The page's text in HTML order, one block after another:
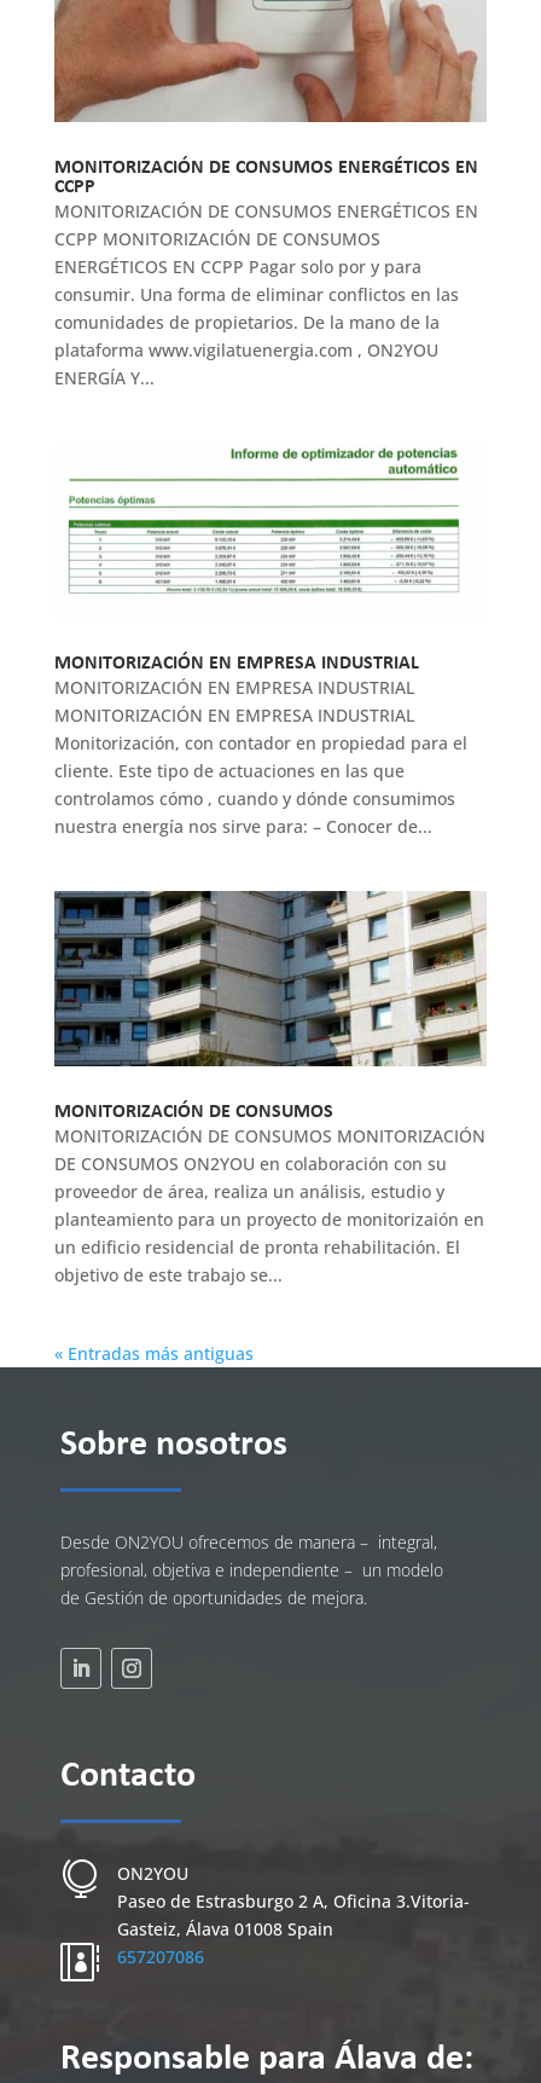
MONITORIZACIÓN DE CONSUMOS ENERGÉTICOS EN
CCPP
MONITORIZACIÓN DE CONSUMOS ENERGÉTICOS EN
CCPP MONITORIZACIÓN DE CONSUMOS
ENERGÉTICOS EN CCPP Pagar solo por y para
consumir. Una forma de eliminar conflictos en las
comunidades de propietarios. De la mano de la
plataforma www.vigilatuenergia.com , ON2YOU
ENERGÍA Y...
MONITORIZACIÓN EN EMPRESA INDUSTRIAL
MONITORIZACIÓN EN EMPRESA INDUSTRIAL
MONITORIZACIÓN EN EMPRESA INDUSTRIAL
Monitorización, con contador en propiedad para el
cliente. Este tipo de actuaciones en las que
controlamos cómo , cuando y dónde consumimos
nuestra energía nos sirve para: – Conocer de...
MONITORIZACIÓN DE CONSUMOS
MONITORIZACIÓN DE CONSUMOS MONITORIZACIÓN
DE CONSUMOS ON2YOU en colaboración con su
proveedor de área, realiza un análisis, estudio y
planteamiento para un proyecto de monitorizaión en
un edificio residencial de pronta rehabilitación. El
objetivo de este trabajo se...
« Entradas más antiguas
Sobre nosotros
Desde ON2YOU ofrecemos de manera – integral,
profesional, objetiva e independiente – un modelo
de Gestión de oportunidades de mejora.
Contacto

ON2YOU
Paseo de Estrasburgo 2 A, Oficina 3.Vitoria-
Gasteiz, Álava 01008 Spain
 657207086
Responsable para Álava de: